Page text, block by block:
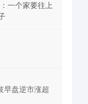
一个家要往上
早盘逆市涨超